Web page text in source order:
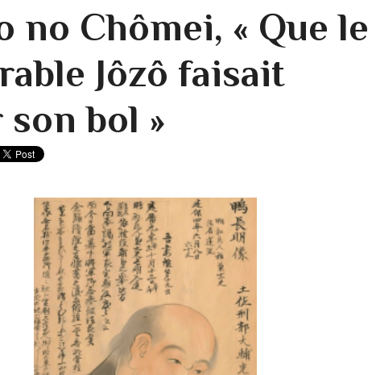
no Chômei, « Que le
Jôzô faisait
bol »